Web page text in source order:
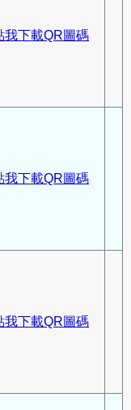
我下載QR圖碼
我下載QR圖碼
我下載QR圖碼